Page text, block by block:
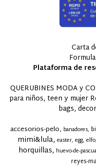
Carta
Plataforma de
QUERUBINES MODA y
para niños, teen y mujer
bags,
accesorios-pelo banadores
mimi&lula easter egg elfo
horquillas huevo-de-pascua
reyes-